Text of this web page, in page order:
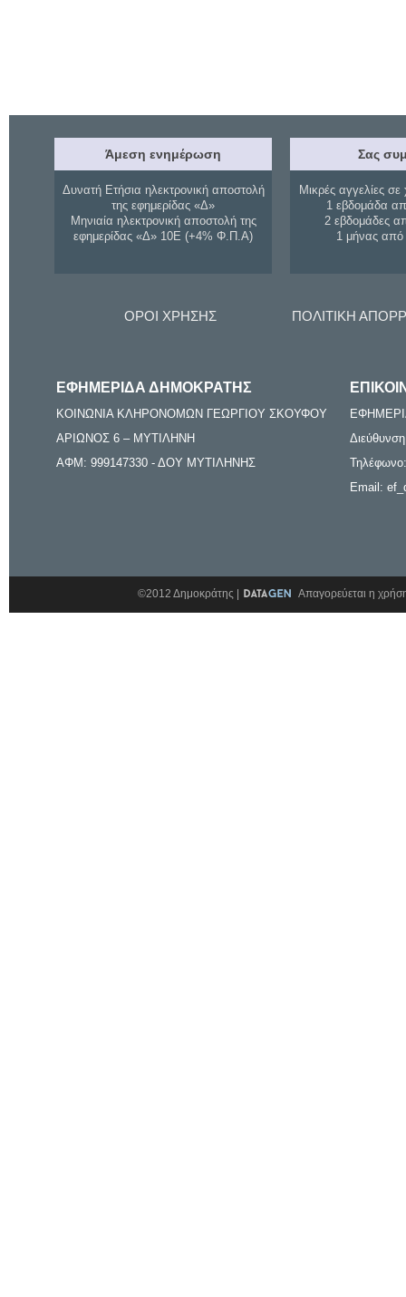
Άμεση ενημέρωση
Δυνατή Ετήσια ηλεκτρονική αποστολή
της εφημερίδας «Δ»
Μηνιαία ηλεκτρονική αποστολή της
εφημερίδας «Δ» 10Ε (+4% Φ.Π.Α)
Σας
Μικρές αγγελίες σε
1 εβδομάδα
2 εβδομάδες
1 μήνας
ΟΡΟΙ ΧΡΗΣΗΣ ΠΟΛΙΤΙΚΗ
ΕΦΗΜΕΡΙΔΑ ΔΗΜΟΚΡΑΤΗΣ
ΚΟΙΝΩΝΙΑ ΚΛΗΡΟΝΟΜΩΝ ΓΕΩΡΓΙΟΥ ΣΚΟΥΦΟΥ
ΑΡΙΩΝΟΣ 6 – ΜΥΤΙΛΗΝΗ
ΑΦΜ: 999147330 - ΔΟΥ ΜΥΤΙΛΗΝΗΣ
Email:
©2012 Δημοκράτης | Απαγορεύεται η